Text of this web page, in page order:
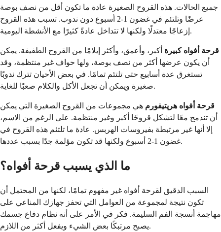
جميع الحالات. هذه القروح الصغيرة عادة ما تكون أقل من نصف بوصة
عرضًا وتلتئم في غضون 1-2 أسبوع دون ندوب. تسبب هذه القروح
إزعاجًا معتدلًا ولكنها لا تتداخل عادةً كثيرًا مع الأنشطة اليومية.
قرحة أفواه كبيرة أكبر، وأعمق، وأكثر إيلامًا من القروح الطفيفة. يمكن
أن يكون عرضها أكثر من نصف بوصة، ولها حواف غير منتظمة، وقد
تستغرق عدة أسابيع حتى تلتئم تمامًا. في بعض الأحيان تترك ندوبًا
صغيرة ويمكن أن تجعل الأكل والكلام صعبًا للغاية.
قرحة أفواه هرپتيفورم هي مجموعات من القروح الصغيرة التي يمكن
أن تندمج معًا لتشكل قروحًا أكبر وغير منتظمة. على الرغم من الاسم،
إلا أنها غير مرتبطة بفيروسات الهربس. عادة ما تلتئم هذه القروح في
غضون 1-2 أسبوع ولكنها قد تكون مؤلمة جدًا بسبب عددها.
ما الذي يسبب قرحة أفواه؟
السبب الدقيق لقرحة أفواه غير مفهوم تمامًا، لكنها من المحتمل أن
تكون نتيجة لمجموعة من العوامل التي تحفز جهازك المناعي على
مهاجمة أنسجة الفم السليمة. فكر في الأمر على أنه نظام دفاع جسمك
يصبح مرتبكًا بعض الشيء ويفعل أكثر من اللازم.